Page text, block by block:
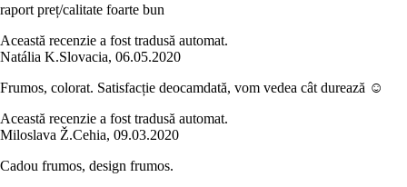
raport preț/calitate foarte bun
Această recenzie a fost tradusă automat.
Natália K.Slovacia, 06.05.2020
Frumos, colorat. Satisfacție deocamdată, vom vedea cât durează ☺️
Această recenzie a fost tradusă automat.
Miloslava Ž.Cehia, 09.03.2020
Cadou frumos, design frumos.